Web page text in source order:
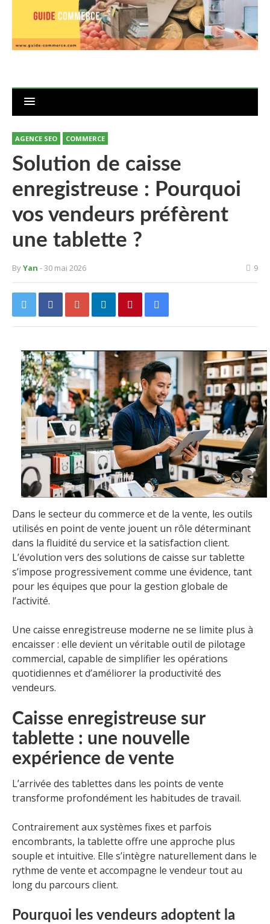
AGENCE SEO COMMERCE
Solution de caisse
enregistreuse : Pourquoi
vos vendeurs préfèrent
une tablette ?
ByYan - 30 mai 2026 9
Dans le secteur du commerce et de la vente, les outils
utilisés en point de vente jouent un rôle déterminant
dans la fluidité du service et la satisfaction client.
L’évolution vers des solutions de caisse sur tablette
s’impose progressivement comme une évidence, tant
pour les équipes que pour la gestion globale de
l’activité.
Une caisse enregistreuse moderne ne se limite plus à
encaisser : elle devient un véritable outil de pilotage
commercial, capable de simplifier les opérations
quotidiennes et d’améliorer la productivité des
vendeurs.
Caisse enregistreuse sur
tablette : une nouvelle
expérience de vente
L’arrivée des tablettes dans les points de vente
transforme profondément les habitudes de travail.
Contrairement aux systèmes fixes et parfois
encombrants, la tablette offre une approche plus
souple et intuitive. Elle s’intègre naturellement dans le
rythme de vente et accompagne le vendeur tout au
long du parcours client.
Pourquoi les vendeurs adoptent la